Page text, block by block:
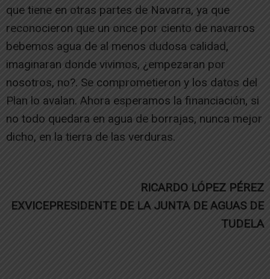
que tiene en otras partes de Navarra, ya que
reconocieron que un once por ciento de navarros
bebemos agua de al menos dudosa calidad,
imaginaran donde vivimos, ¿empezaran por
nosotros, no?. Se comprometieron y los datos del
Plan lo avalan. Ahora esperamos la financiación, si
no todo quedara en agua de borrajas, nunca mejor
dicho, en la tierra de las verduras.
RICARDO LÓPEZ PÉREZ
EXVICEPRESIDENTE DE LA JUNTA DE AGUAS DE
TUDELA